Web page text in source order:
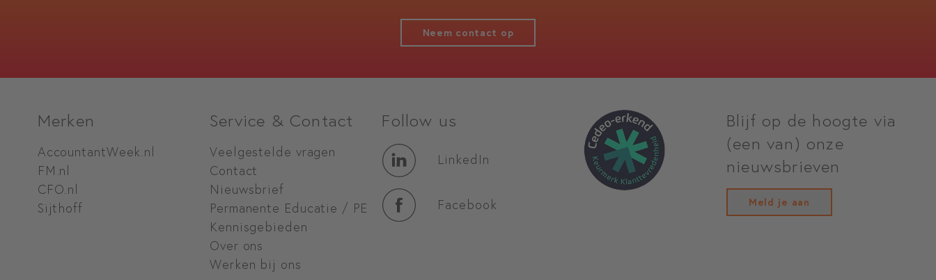
Neem contact op
Merken
AccountantWeek.nl
FM.nl
CFO.nl
Sijthoff
Service & Contact
Veelgestelde vragen
Contact
Nieuwsbrief
Permanente Educatie / PE
Kennisgebieden
Over ons
Werken bij ons
Follow us
LinkedIn
Facebook
Blijf op de hoogte via
(een van) onze
nieuwsbrieven
Meld je aan